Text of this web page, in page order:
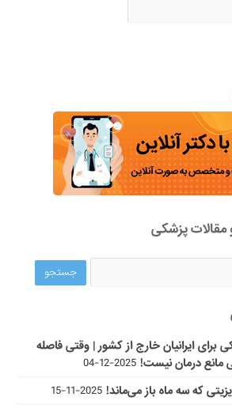
مقالات پزشکی
برای ایرانیان خارج از کشور | وقتی فاصله
مانع درمان نیست! 2025-12-04
که سه ماه باز می‌ماند! 2025-11-15